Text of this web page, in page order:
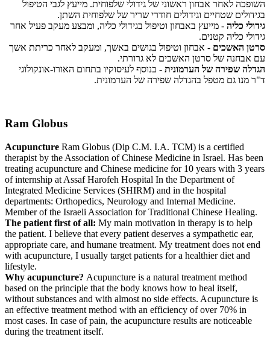
השופכה לאחר אבחון ראשוני של גידולי שלפוחית. מייעץ לגבי הטיפול
בגידולים שטחיים וגידולים חודרי שריר של שלפוחית השתן.
גידולי כליה - מייעץ באבחון וטיפול בגידולי כליה, ומבצע מעקב פעיל אחר
גידולי כליה קטנים.
סרטן האשכים - אבחון וטיפול בגושים באשך, ומעקב לאחר כריתת אשך
עם אבחנה של סרטן האשכים לא גרורתי.
הגדלה שפירה של הערמונית - בנוסף לעיסוקיו בתחום האורו-אונקולוגי
ד"ר מנו גם מטפל בהגדלה שפירה של הערמונית.
Ram Globus
Acupuncture Ram Globus (Dip C.M. I.A. TCM) is a certified
therapist by the Association of Chinese Medicine in Israel. Has been
treating acupuncture and Chinese medicine for 10 years with 3 years
of internship at Assaf Harofeh Hospital In the Department of
Integrated Medicine Services (SHIRM) and in the hospital
departments: Orthopedics, Neurology and Internal Medicine.
Member of the Israeli Association for Traditional Chinese Healing.
The patient first of all: My main motivation in therapy is to help
the patient. I believe that every patient deserves a sympathetic ear,
appropriate care, and humane treatment. My treatment does not end
with acupuncture, I usually target patients for a healthier diet and
lifestyle.
Why acupuncture? Acupuncture is a natural treatment method
based on the principle that the body knows how to heal itself,
without substances and with almost no side effects. Acupuncture is
an effective treatment method with an efficiency of over 70% in
most cases. In case of pain, the acupuncture results are noticeable
during the treatment itself.